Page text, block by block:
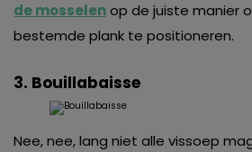
de mosselenop de juiste manier
bestemde plank te positioneren.
3. Bouillabaisse
Nee, nee, lang niet alle vissoep